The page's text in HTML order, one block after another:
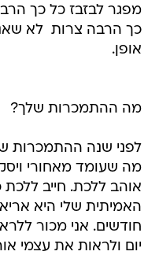
מפגר לבזבז כל כך
כך הרבה צרות  לא
אופן.
מה ההתמכרות שלך?
לפני שנה ההתמכרות
מה שעומד מאחורי ויסקי
אוהב ללכת. חייב
האמיתית שלי היא
חודשים. אני מכור
יום ולראות את עצמי